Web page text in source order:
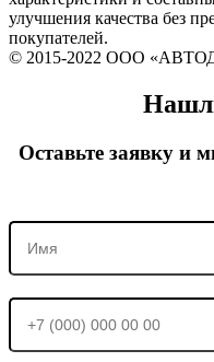
улучшения качества без
покупателей.
© 2015-2022 ООО
Оставьте заявку